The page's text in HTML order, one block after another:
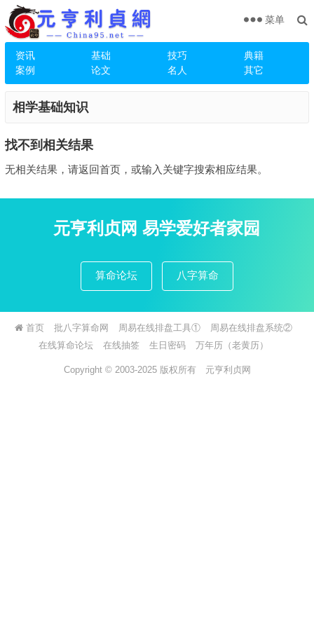
资讯 基础 技巧
典籍
案例
论文 名人 其它
菜单
相学基础知识
找不到相关结果
无相关结果，请返回首页，或输入关键字搜索相应结果。
元亨利贞网 易学爱好者家园
算命论坛 八字算命
首页 批八字算命网 周易在线排盘工具①
周易在线排盘系统②
在线算命论坛
在线抽签 生日密码 万年历（老黄历）
Copyright © 2003-2025 版权所有 元亨利贞网